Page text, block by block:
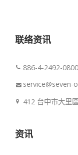
联络资讯
886-4-2492-0800
service@seven-
412 台中市大里
资讯